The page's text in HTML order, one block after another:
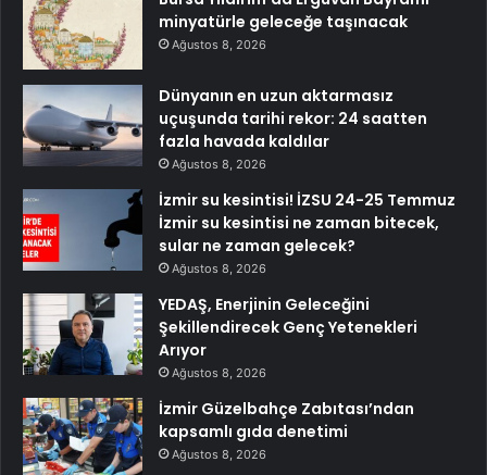
minyatürle geleceğe taşınacak
Ağustos 8, 2026
Dünyanın en uzun aktarmasız
uçuşunda tarihi rekor: 24 saatten
fazla havada kaldılar
Ağustos 8, 2026
İzmir su kesintisi! İZSU 24-25 Temmuz
İzmir su kesintisi ne zaman bitecek,
sular ne zaman gelecek?
Ağustos 8, 2026
YEDAŞ, Enerjinin Geleceğini
Şekillendirecek Genç Yetenekleri
Arıyor
Ağustos 8, 2026
İzmir Güzelbahçe Zabıtası’ndan
kapsamlı gıda denetimi
Ağustos 8, 2026